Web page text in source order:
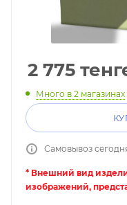
2 775
Много в 2 магазинах
Самовывоз
* Внешний вид
изображений,